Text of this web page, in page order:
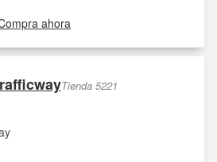
ahora
Tienda 5221